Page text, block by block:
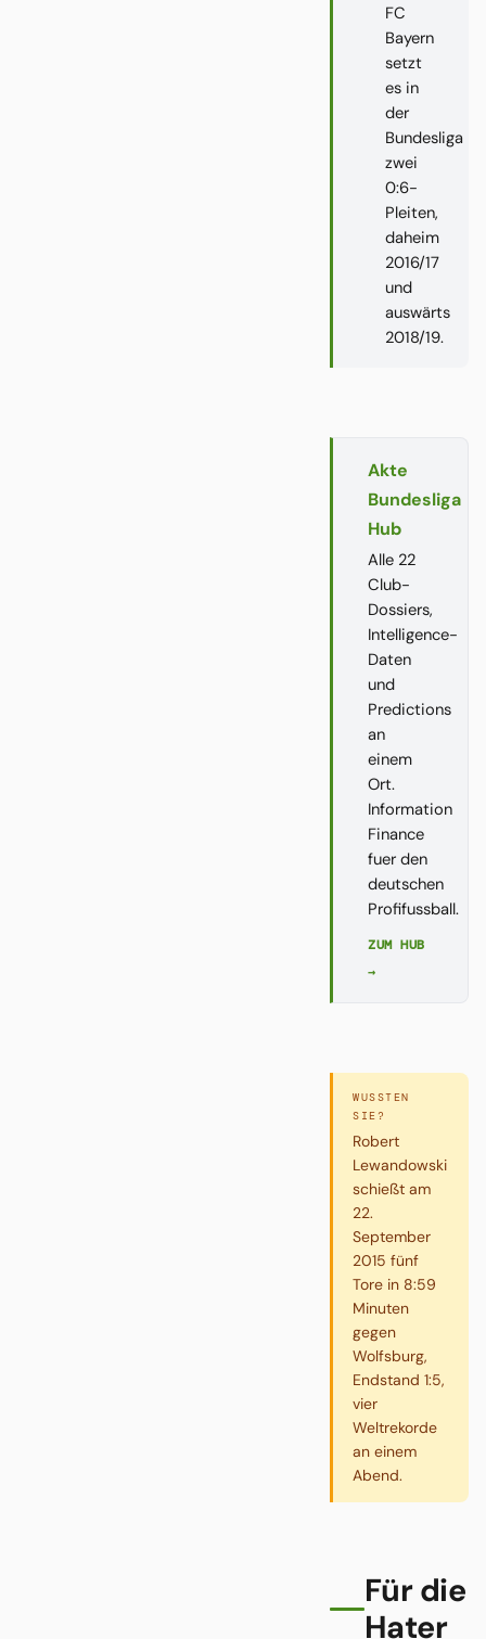
FC
Bayern
setzt
es in
der
Bundesliga
zwei
0:6-
Pleiten,
daheim
2016/17
und
auswärts
2018/19.
Akte
Bundesliga
Hub
Alle 22
Club-
Dossiers,
Intelligence-
Daten
und
Predictions
an
einem
Ort.
Information
Finance
fuer den
deutschen
Profifussball.
ZUM HUB
→
WUSSTEN
SIE?
Robert
Lewandowski
schießt am
22.
September
2015 fünf
Tore in 8:59
Minuten
gegen
Wolfsburg,
Endstand 1:5,
vier
Weltrekorde
an einem
Abend.
Für die
Hater